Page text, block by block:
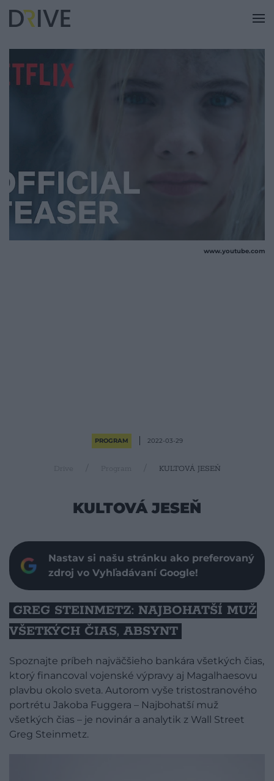
www.youtube.com
PROGRAM 2022-03-29
Drive KULTOVÁ JESEŇ
KULTOVÁ JESEŇ
Nastav si našu stránku ako preferovaný
zdroj vo Vyhľadávaní Google!
GREG STEINMETZ: NAJBOHATŠÍ MUŽ
VŠETKÝCH ČIAS, ABSYNT
Spoznajte príbeh najväčšieho bankára všetkých čias,
ktorý financoval vojenské výpravy aj Magalhaesovu
plavbu okolo sveta. Autorom vyše tristostranového
portrétu Jakoba Fuggera – Najbohatší muž
všetkých čias – je novinár a analytik z Wall Street
Greg Steinmetz.